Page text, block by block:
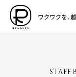
ワクワクを、
STAFF